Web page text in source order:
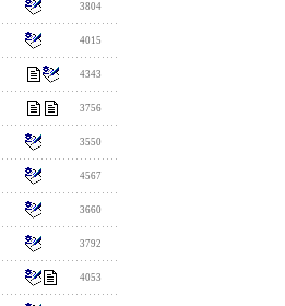
3804
4015
4343
3756
3550
4567
3660
3792
4053